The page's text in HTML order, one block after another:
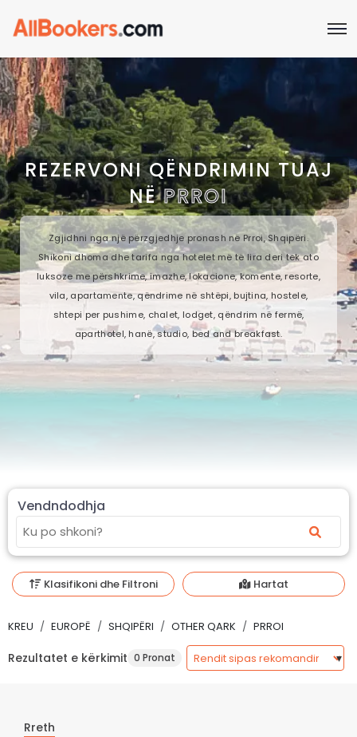
REZERVONI QËNDRIMIN TUAJ
NËPRROI
Zgjidhni nga një përzgjedhje pronash në Prroi, Shqipëri.
Shikoni dhoma dhe tarifa nga hotelet më të lira deri tek ato
luksoze me përshkrime, imazhe, lokacione, komente, resorte,
vila, apartamente, qëndrime në shtëpi, bujtina, hostele,
shtepi per pushime, chalet, lodget, qëndrim në fermë,
aparthotel, hanë, studio, bed and breakfast.
Vendndodhja
Klasifikoni dhe Filtroni Hartat
KREU EUROPË SHQIPËRI OTHER QARK PRROI
Rezultatet e kërkimit 0 Pronat
Rreth